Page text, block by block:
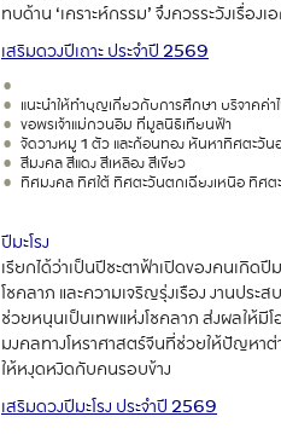
ทบด้าน ‘เคราะห์กรรม’ จึงควรระวังเรื่
เสริมดวงปีเถาะ ประจำปี 2569
แนะนำให้ทำบุญเกี่ยวกับการศึกษา บริจาคค่า
ขอพรเจ้าแม่กวนอิม ที่มูลนิธิเทียนฟ้า
จัดวางหมู 1 ตัว และก้อนทอง หันหาทิศตะวัน
สีมงคล สีแดง สีเหลือง สีเขียว
ทิศมงคล ทิศใต้ ทิศตะวันตกเฉียงเหนือ ทิศต
ปีมะโรง
เรียกได้ว่าเป็นปีชะตาฟ้าเปิดของคนเกิด
โชคลาภ และความเจริญรุ่งเรือง งานปร
ช่วยหนุนเป็นเทพแห่งโชคลาภ ส่งผลให้มี
มงคลทางโหราศาสตร์จีนที่ช่วยให้ปัญหาต่
ให้หงุดหงิดกับคนรอบข้าง
เสริมดวงปีมะโรง ประจำปี 2569